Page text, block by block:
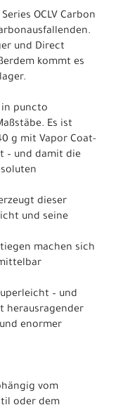
OCLV Carbon
und Direct
kommt es
in puncto
Es ist
g mit Vapor Coat-
– und damit die
dieser
und seine
machen sich
– und
herausragender
enormer
vom
oder dem